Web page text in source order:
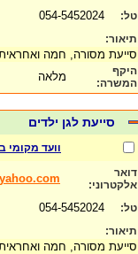
טל:
תיאור:
סייעת מסורה, חמה
היקף
המשרה:
מלאה
סייעת לגן ילדים
וועד מקומי
דואר
אלקטרוני:
טל:
תיאור:
סייעת מסורה, חמה